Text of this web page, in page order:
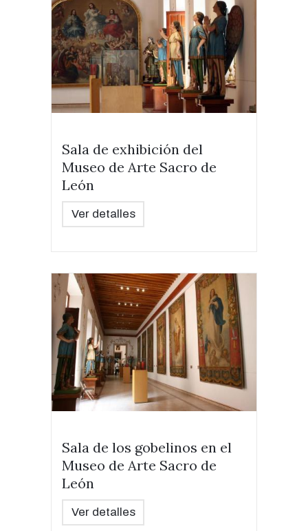
Sala de exhibición del
Museo de Arte Sacro de
León
Ver detalles
Sala de los gobelinos en el
Museo de Arte Sacro de
León
Ver detalles